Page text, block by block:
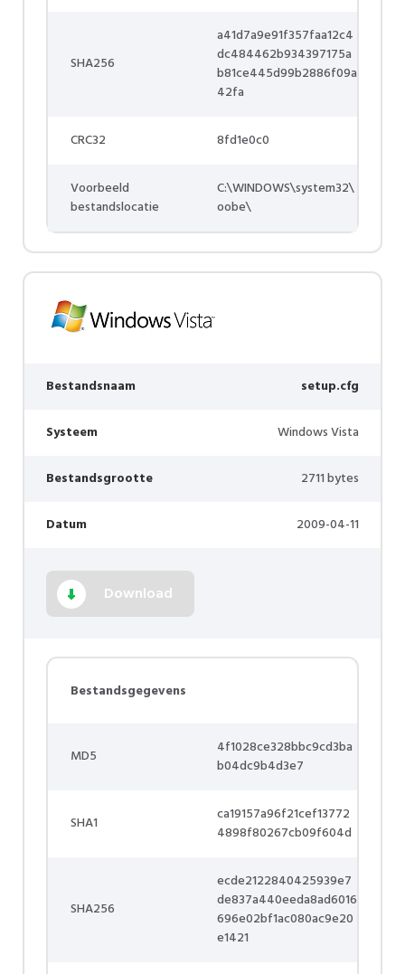
SHA256
a41d7a9e91f357faa12c4
dc484462b934397175a
b81ce445d99b2886f09a
42fa
CRC32 8fd1e0c0
Voorbeeld
bestandslocatie
C:\WINDOWS\system32\
oobe\
Bestandsnaam setup.cfg
Systeem Windows Vista
Bestandsgrootte 2711 bytes
Datum 2009-04-11
Download
Bestandsgegevens
MD5
4f1028ce328bbc9cd3ba
b04dc9b4d3e7
SHA1
ca19157a96f21cef13772
4898f80267cb09f604d
SHA256
ecde2122840425939e7
de837a440eeda8ad6016
696e02bf1ac080ac9e20
e1421